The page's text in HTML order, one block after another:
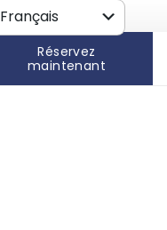
Français
AnglaisRéservez
maintenant